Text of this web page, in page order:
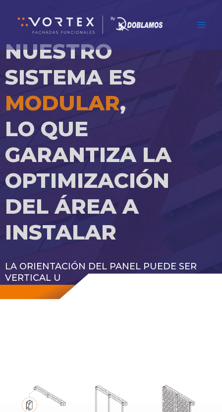
contenido
NUESTRO
SISTEMA ES
MODULAR,
LO QUE
GARANTIZA LA
OPTIMIZACIÓN
DEL ÁREA A
INSTALAR
LA ORIENTACIÓN DEL PANEL PUEDE SER
VERTICAL U
HORIZONTAL SEGÚN MODULACIÓN O
DISEÑO